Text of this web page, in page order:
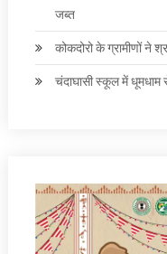
जब्त
कोकदोरो के ग्रामीणों
चंदाघासी स्कूल में धूमधाम